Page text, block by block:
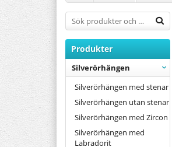
Produkter
Silverörhängen
Silverörhängen med stenar
Silverörhängen utan stenar
Silverörhängen med Zircon
Silverörhängen med
Labradorit